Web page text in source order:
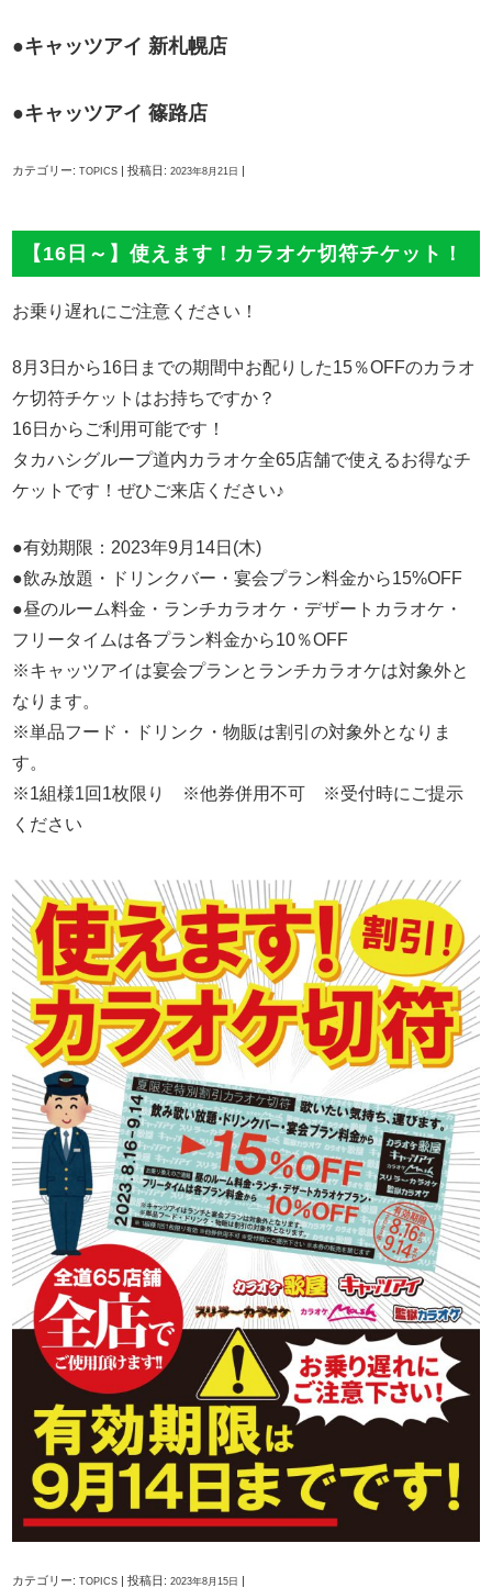
●キャッツアイ 新札幌店
●キャッツアイ 篠路店
カテゴリー:TOPICS | 投稿日:2023年8月21日 |
【16日～】使えます！カラオケ切符チケット！
お乗り遅れにご注意ください！
8月3日から16日までの期間中お配りした15％OFFのカラオ
ケ切符チケットはお持ちですか？
16日からご利用可能です！
タカハシグループ道内カラオケ全65店舗で使えるお得なチ
ケットです！ぜひご来店ください♪
●有効期限：2023年9月14日(木)
●飲み放題・ドリンクバー・宴会プラン料金から15%OFF
●昼のルーム料金・ランチカラオケ・デザートカラオケ・
フリータイムは各プラン料金から10％OFF
※キャッツアイは宴会プランとランチカラオケは対象外と
なります。
※単品フード・ドリンク・物販は割引の対象外となりま
す。
※1組様1回1枚限り ※他券併用不可 ※受付時にご提示
ください
カテゴリー:TOPICS | 投稿日:2023年8月15日 |